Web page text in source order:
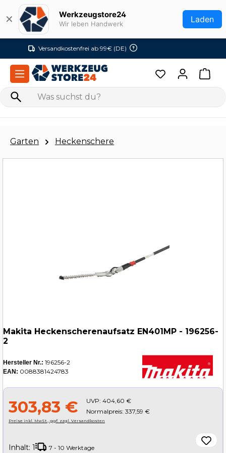
Zum Hauptinhalt springen
✕ Werkzeugstore24
Wir leben Handwerk Laden
Versandkostenfrei ab 99€ (DE)
Garten Heckenschere
Makita Heckenscherenaufsatz EN401MP - 196256-
2
Hersteller Nr.: 196256-2
EAN: 0088381424783
303,83 € UVP: 404,60 €
Normalpreis: 337,59 €
Preise inkl. MwSt., ggf. zzgl. Versandkosten
Inhalt: 1 7 - 10 Werktage